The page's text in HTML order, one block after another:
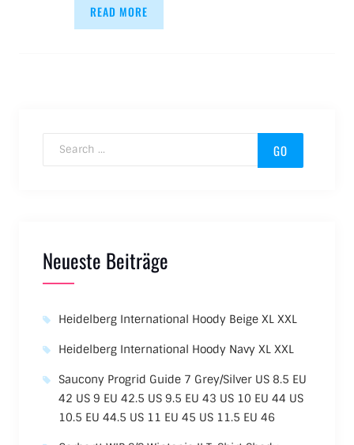
READ MORE
Neueste Beiträge
Heidelberg International Hoody Beige XL XXL
Heidelberg International Hoody Navy XL XXL
Saucony Progrid Guide 7 Grey/Silver US 8.5 EU
42 US 9 EU 42.5 US 9.5 EU 43 US 10 EU 44 US
10.5 EU 44.5 US 11 EU 45 US 11.5 EU 46